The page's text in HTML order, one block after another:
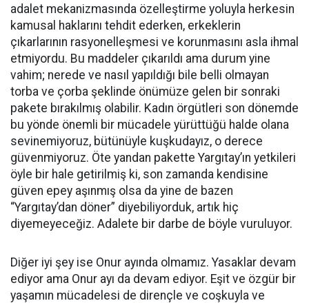
adalet mekanizmasında özelleştirme yoluyla herkesin
kamusal haklarını tehdit ederken, erkeklerin
çıkarlarının rasyonelleşmesi ve korunmasını asla ihmal
etmiyordu. Bu maddeler çıkarıldı ama durum yine
vahim; nerede ve nasıl yapıldığı bile belli olmayan
torba ve çorba şeklinde önümüze gelen bir sonraki
pakete bırakılmış olabilir. Kadın örgütleri son dönemde
bu yönde önemli bir mücadele yürüttüğü halde olana
sevinemiyoruz, bütünüyle kuşkudayız, o derece
güvenmiyoruz. Öte yandan pakette Yargıtay’ın yetkileri
öyle bir hale getirilmiş ki, son zamanda kendisine
güven epey aşınmış olsa da yine de bazen
“Yargıtay’dan döner” diyebiliyorduk, artık hiç
diyemeyeceğiz. Adalete bir darbe de böyle vuruluyor.
Diğer iyi şey ise Onur ayında olmamız. Yasaklar devam
ediyor ama Onur ayı da devam ediyor. Eşit ve özgür bir
yaşamın mücadelesi de dirençle ve coşkuyla ve